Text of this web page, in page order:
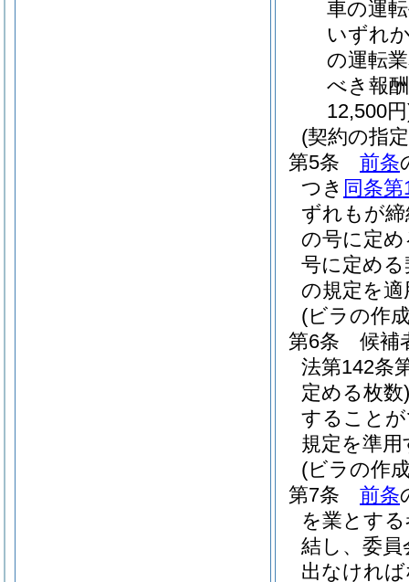
車の運
いずれ
の運転
べき報
12,500
(契約の指
第5条
前条
つき 同条第
ずれもが
の号に定
号に定め
の規定を
(ビラの作
第6条
候補
法第142条
定める枚数)
すること
規定を準用
(ビラの作
第7条
前条
を業とす
結し、委
出なけれ